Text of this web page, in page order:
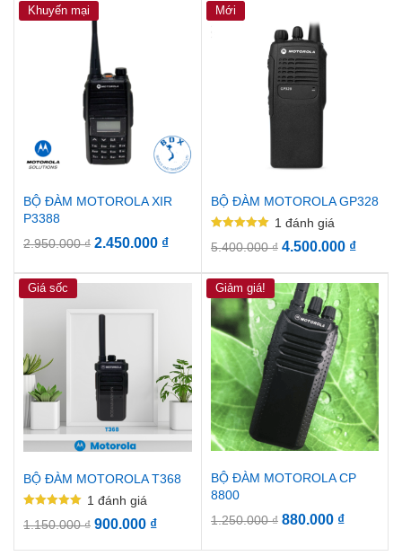
Khuyến mại
BỘ ĐÀM MOTOROLA XIR
P3388
2.950.000₫ 2.450.000 ₫
Mới
BỘ ĐÀM MOTOROLA GP328
hạng
5 sao
1 đánh giá
5.400.000₫ 4.500.000 ₫
Giá sốc
BỘ ĐÀM MOTOROLA T368
hạng
5 sao
1 đánh giá
1.150.000₫ 900.000 ₫
Giảm giá!
BỘ ĐÀM MOTOROLA CP
8800
1.250.000₫ 880.000 ₫